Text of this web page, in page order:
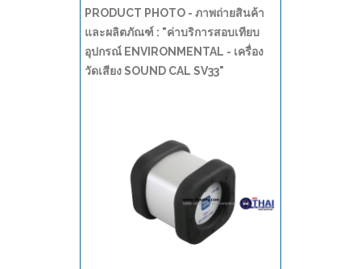
PRODUCT PHOTO - ภาพถ่ายสินค้า
และผลิตภัณฑ์ : "ค่าบริการสอบเทียบ
อุปกรณ์ ENVIRONMENTAL - เครื่อง
วัดเสียง SOUND CAL SV33"